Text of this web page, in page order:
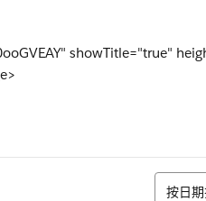
showTitle="true"
排序
按日